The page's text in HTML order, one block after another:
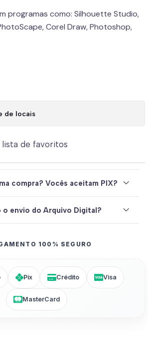
programas como: Silhouette Studio,
Corel Draw, Photoshop,
de locais
de favoritos
compra? Vocês aceitam PIX?
envio do Arquivo Digital?
100% SEGURO
Pix Crédito Visa
MasterCard